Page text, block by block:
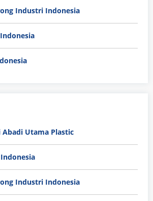
Industri Indonesia
Abadi Utama Plastic
Industri Indonesia